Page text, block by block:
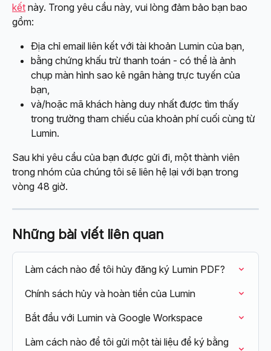
kết này. Trong yêu cầu này, vui lòng đảm bảo bạn bao
gồm:
Địa chỉ email liên kết với tài khoản Lumin của bạn,
bằng chứng khấu trừ thanh toán - có thể là ảnh
chụp màn hình sao kê ngân hàng trực tuyến của
bạn,
và/hoặc mã khách hàng duy nhất được tìm thấy
trong trường tham chiếu của khoản phí cuối cùng từ
Lumin.
Sau khi yêu cầu của bạn được gửi đi, một thành viên
trong nhóm của chúng tôi sẽ liên hệ lại với bạn trong
vòng 48 giờ.
Những bài viết liên quan
Làm cách nào để tôi hủy đăng ký Lumin PDF?
Chính sách hủy và hoàn tiền của Lumin
Bắt đầu với Lumin và Google Workspace
Làm cách nào để tôi gửi một tài liệu để ký bằng